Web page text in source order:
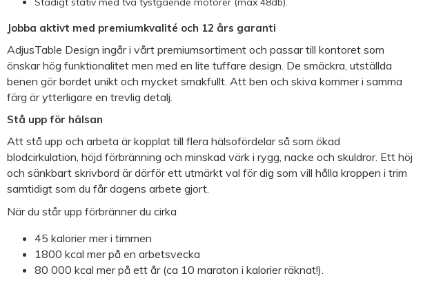
Jobba aktivt med premiumkvalité och 12 års garanti
AdjusTable Design ingår i vårt premiumsortiment och passar till kontoret som
önskar hög funktionalitet men med en lite tuffare design. De smäckra, utställda
benen gör bordet unikt och mycket smakfullt. Att ben och skiva kommer i samma
färg är ytterligare en trevlig detalj.
Stå upp för hälsan
Att stå upp och arbeta är kopplat till flera hälsofördelar så som ökad
blodcirkulation, höjd förbränning och minskad värk i rygg, nacke och skuldror. Ett höj
och sänkbart skrivbord är därför ett utmärkt val för dig som vill hålla kroppen i trim
samtidigt som du får dagens arbete gjort.
När du står upp förbränner du cirka
45 kalorier mer i timmen
1800 kcal mer på en arbetsvecka
80 000 kcal mer på ett år (ca 10 maraton i kalorier räknat!).